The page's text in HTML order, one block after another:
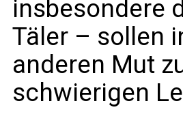
insbesondere
Täler – sollen
anderen Mut
schwierigen